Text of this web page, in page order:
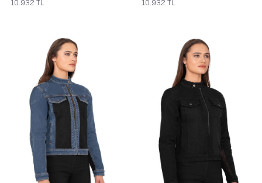
10.932 TL 10.932 TL